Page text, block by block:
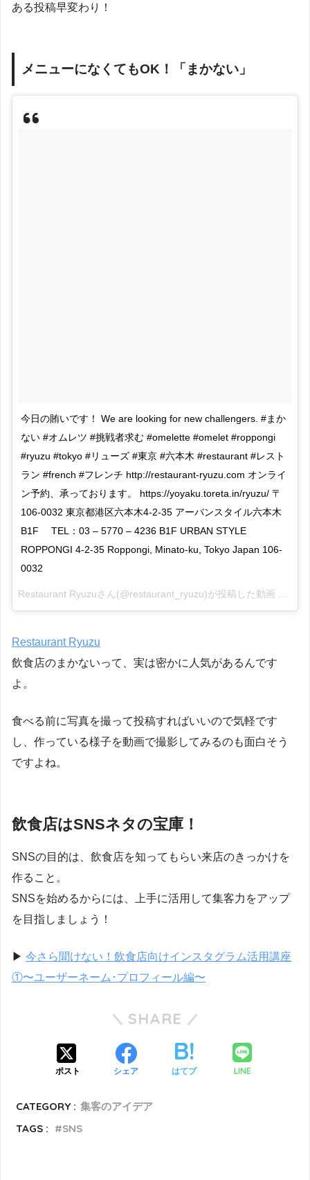
ある投稿早変わり！
メニューになくてもOK！「まかない」
今日の賄いです！ We are looking for new challengers. #まか
ない #オムレツ #挑戦者求む #omelette #omelet #roppongi
#ryuzu #tokyo #リューズ #東京 #六本木 #restaurant #レスト
ラン #french #フレンチ http://restaurant-ryuzu.com オンライ
ン予約、承っております。 https://yoyaku.toreta.in/ryuzu/ 〒
106-0032 東京都港区六本木4-2-35 アーバンスタイル六本木
B1F TEL：03 – 5770 – 4236 B1F URBAN STYLE
ROPPONGI 4-2-35 Roppongi, Minato-ku, Tokyo Japan 106-
0032
Restaurant Ryuzu
飲食店のまかないって、実は密かに人気があるんです
よ。
食べる前に写真を撮って投稿すればいいので気軽です
し、作っている様子を動画で撮影してみるのも面白そう
ですよね。
飲食店はSNSネタの宝庫！
SNSの目的は、飲食店を知ってもらい来店のきっかけを
作ること。
SNSを始めるからには、上手に活用して集客力をアップ
を目指しましょう！
▶︎ 今さら聞けない！飲食店向けインスタグラム活用講座
①〜ユーザーネーム･プロフィール編〜
SHARE
ポスト シェア はてブ LINE
CATEGORY : 集客のアイデア
TAGS :
SNS